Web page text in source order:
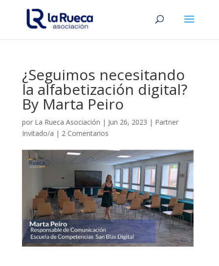
¿Seguimos necesitando
la alfabetización digital?
By Marta Peiro
por La Rueca Asociación | Jun 26, 2023 | Partner
Invitado/a | 2 Comentarios